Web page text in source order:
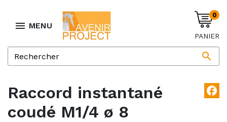
 MENU

0
PANIER
Raccord instantané
coudé M1/4 ø 8
facebook